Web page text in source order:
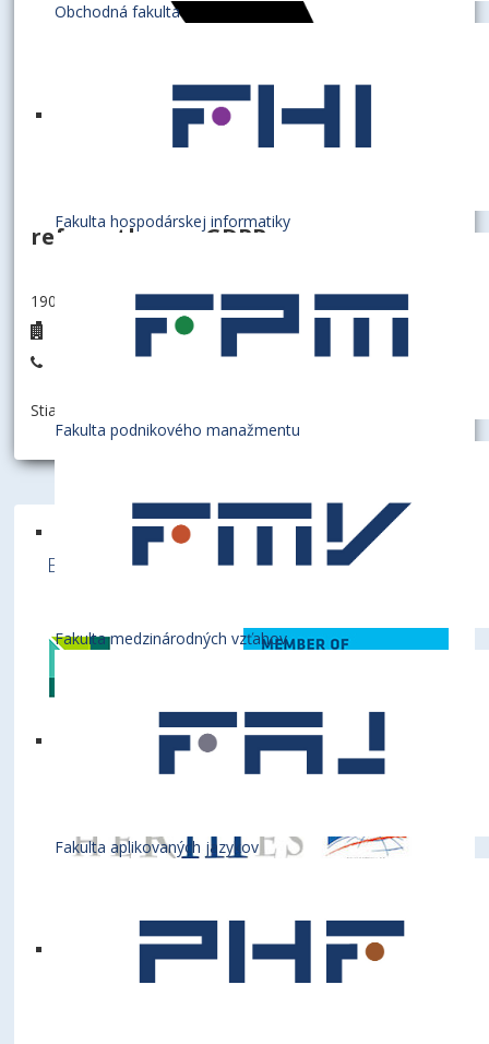
Obchodná fakulta
Fakulta hospodárskej informatiky
Fakulta podnikového manažmentu
Fakulta medzinárodných vzťahov
Fakulta aplikovaných jazykov
referentka pre GDPR
190002 - Oddelenie pre personálne a sociálne otázky
+421 2 6729 5334
Stiahnuť informáciu ako:
Ekonomická univerzita v Bratislave je členom